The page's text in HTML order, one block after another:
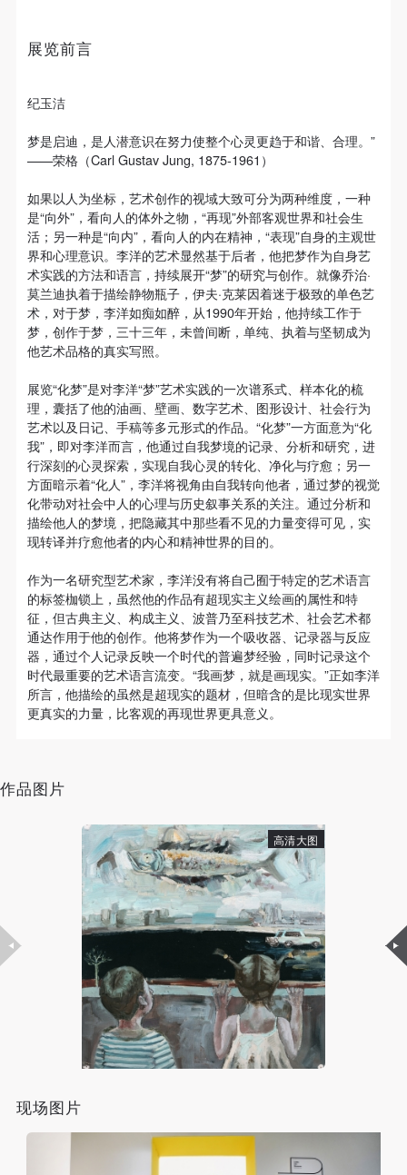
李洋是一位研究型艺术家，这体现在他对梦境的深入分
用多元的艺术表达方式探究关于人类生存状态的普适性
问题——梦与心理、梦与个人潜意识、梦与社会潜意
识、梦与创造性之间的复杂关系和相互作用，达到“以
梦化人”的艺术疗愈目的。在这个过程中，尤其注重用
艺术语言诸如色彩、笔触、肌理的魅力来带来的情绪感
染。在叙事的塑造上，优秀的造型基本功让画面布局营
构生动自如，有信手拈来的轻松感。
作为中央美术学院培养的青年艺术家和美术教育者，美
术学府深厚的艺术底蕴、优秀的学术传统和开放的创新
氛围，培塑了李洋鲜明而富有个性的艺术品格，一方面
他注重“专而精”，在创作上专心沉潜于“梦”，并持续不
懈的展开视野广阔的艺术实验和研究，日益精进；另一
方面是“灵而新”，追求表现和超现实的审美趣味，在艺
术语言和形式上自由、灵动富有天真气息，图像叙事充
满戏剧感；他善于尝试新媒介和新思路，不断推进个人
艺术打开新的格局。他的艺术创作更像是在完成的一个
整个时代、历史、社会乃至于人类问题的集体大梦的表
达与探索的过程。只有充分的尊重和理解个体经验，才
有可能更好的认识与表达集体精神，这充分体现了艺术
的社会性和人文性。
生导师，艺术学博士，目前生活和工作于北京。他的工
作目前关注于梦工作的艺术、心理学、医学与社会学视
角的整合，从梦的语言中获取新的社会生活工具的可能
个展：“李洋画梦三十年加密艺术展”，沪申画廊，上海
（2021）“捉梦器：关于梦的田野调查”，空间站艺术中
心，北京（2020）；；“李洋-Unicorn-梦研所”，独角兽
艺术空间，北京（2015）；“现实的自疗——身藏”现实
空间，北京（2010）；“‘思无邪’——李洋作品展”，上
（2006）等。
展览前言
纪玉洁
梦是启迪，是人潜意识在努力使整个心灵更趋于和谐、合理。”
——荣格（Carl Gustav Jung, 1875-1961）
如果以人为坐标，艺术创作的视域大致可分为两种维度，一种
是“向外”，看向人的体外之物，“再现”外部客观世界和社会生
活；另一种是“向内”，看向人的内在精神，“表现”自身的主观世
界和心理意识。李洋的艺术显然基于后者，他把梦作为自身艺
术实践的方法和语言，持续展开“梦”的研究与创作。就像乔治·
莫兰迪执着于描绘静物瓶子，伊夫·克莱因着迷于极致的单色艺
术，对于梦，李洋如痴如醉，从1990年开始，他持续工作于
梦，创作于梦，三十三年，未曾间断，单纯、执着与坚韧成为
他艺术品格的真实写照。
展览“化梦”是对李洋“梦”艺术实践的一次谱系式、样本化的梳
理，囊括了他的油画、壁画、数字艺术、图形设计、社会行为
艺术以及日记、手稿等多元形式的作品。“化梦”一方面意为“化
我”，即对李洋而言，他通过自我梦境的记录、分析和研究，进
行深刻的心灵探索，实现自我心灵的转化、净化与疗愈；另一
方面暗示着“化人”，李洋将视角由自我转向他者，通过梦的视觉
化带动对社会中人的心理与历史叙事关系的关注。通过分析和
描绘他人的梦境，把隐藏其中那些看不见的力量变得可见，实
现转译并疗愈他者的内心和精神世界的目的。
作为一名研究型艺术家，李洋没有将自己囿于特定的艺术语言
的标签枷锁上，虽然他的作品有超现实主义绘画的属性和特
征，但古典主义、构成主义、波普乃至科技艺术、社会艺术都
通达作用于他的创作。他将梦作为一个吸收器、记录器与反应
器，通过个人记录反映一个时代的普遍梦经验，同时记录这个
时代最重要的艺术语言流变。“我画梦，就是画现实。”正如李洋
所言，他描绘的虽然是超现实的题材，但暗含的是比现实世界
更真实的力量，比客观的再现世界更具意义。
作品图片
高清大图
现场图片
快捷登录 帐号密码登录
手机号码
发送验证码
手机号码将作为您的登录账号
验证码
登录
可使用雅昌艺术网会员账户登录
身不承担任何法律责任和经济责任。参加本次活动者
的人身安全不负有民事及相关连带责任。
参加活动者在此次活动期间应主动遵守美术馆活动秩
序、维护美术馆场地及展示、展览、馆藏艺术作品及
衍生品的安全。活动中一旦因个人原因造成美术馆场
地、空间、艺术品、衍生品等受到不同程度的损失、
破坏。活动中任何非事故当事人及美术馆将不承担相
应的责任与损失，应由参与活动者根据相应的法律条
文、组织规定进行协商和赔偿。并追究相应的法律责
任和经济责任。
第六条
参与活动者在参与活动时应当在美术馆工作人员及活
及到的绘画工具、创作材料及配套设备、设施，若参
与者因个人原因在使用相应绘画工具、创作材料及配
套设备、设施造成个人受伤、伤害他人及造成相应工
具、材料、设备或设施的故障或损坏。参与活动者应
当承当相应的全部责任，并主动赔偿相应的经济损
失。活动中任何非事故当事人及美术馆将不承担人身
事故的任何责任。
中央美术学院美术馆肖像权许可使用协议
根据《中华人民共和国广告法》、《中华人民共和国
民法通则》以及 最高人民法院关于贯彻执行 《中华
人民共和国民法通则》若干问题的意见（试行）>的
有关规定，为明确肖像许可方（甲方）和使用方（乙
方）的权利义务关系，经双方友好协商，甲乙双方就
带有甲方肖像的作品的使用达成如下一致协议：
肖像权许可乙方作符合本协议约定和法律规定的用
（2）、乙方中央美术学院美术馆是一所具有标志
性、专业性、国际化的现代公共美术馆。中央美术学
院美术馆与时代同行，努力塑造一个开放、自由、学
术的空间氛围，竭诚与各单位、企业、机构、艺术家
和观众进行良好互动。以学院的学术研究为基础，积
极策划国际、国内多视角、多领域的展览、论坛及公
共教育活动，为美院师生、中外艺术家以及社会公众
提供一个交流、学习、展示的平台。作为一家公益性
单位，其开展的公共教育活动以学术性和公益性为
（3）、乙方为甲方拍摄中央美术学院公共教育部所
有公教活动。
二、拍摄内容、使用形式、使用地域范围
身不承担任何法律责任和经济责任。参加本次活动者
的人身安全不负有民事及相关连带责任。
参加活动者在此次活动期间应主动遵守美术馆活动秩
序、维护美术馆场地及展示、展览、馆藏艺术作品及
衍生品的安全。活动中一旦因个人原因造成美术馆场
地、空间、艺术品、衍生品等受到不同程度的损失、
破坏。活动中任何非事故当事人及美术馆将不承担相
应的责任与损失，应由参与活动者根据相应的法律条
文、组织规定进行协商和赔偿。并追究相应的法律责
任和经济责任。
第六条
参与活动者在参与活动时应当在美术馆工作人员及活
及到的绘画工具、创作材料及配套设备、设施，若参
与者因个人原因在使用相应绘画工具、创作材料及配
套设备、设施造成个人受伤、伤害他人及造成相应工
具、材料、设备或设施的故障或损坏。参与活动者应
当承当相应的全部责任，并主动赔偿相应的经济损
失。活动中任何非事故当事人及美术馆将不承担人身
事故的任何责任。
中央美术学院美术馆肖像权许可使用协议
根据《中华人民共和国广告法》、《中华人民共和国
民法通则》以及 最高人民法院关于贯彻执行 《中华
人民共和国民法通则》若干问题的意见（试行）>的
有关规定，为明确肖像许可方（甲方）和使用方（乙
方）的权利义务关系，经双方友好协商，甲乙双方就
带有甲方肖像的作品的使用达成如下一致协议：
肖像权许可乙方作符合本协议约定和法律规定的用
（2）、乙方中央美术学院美术馆是一所具有标志
性、专业性、国际化的现代公共美术馆。中央美术学
院美术馆与时代同行，努力塑造一个开放、自由、学
术的空间氛围，竭诚与各单位、企业、机构、艺术家
和观众进行良好互动。以学院的学术研究为基础，积
极策划国际、国内多视角、多领域的展览、论坛及公
共教育活动，为美院师生、中外艺术家以及社会公众
提供一个交流、学习、展示的平台。作为一家公益性
单位，其开展的公共教育活动以学术性和公益性为
（3）、乙方为甲方拍摄中央美术学院公共教育部所
有公教活动。
二、拍摄内容、使用形式、使用地域范围
身不承担任何法律责任和经济责任。参加本次活动者
的人身安全不负有民事及相关连带责任。
参加活动者在此次活动期间应主动遵守美术馆活动秩
序、维护美术馆场地及展示、展览、馆藏艺术作品及
衍生品的安全。活动中一旦因个人原因造成美术馆场
地、空间、艺术品、衍生品等受到不同程度的损失、
破坏。活动中任何非事故当事人及美术馆将不承担相
应的责任与损失，应由参与活动者根据相应的法律条
文、组织规定进行协商和赔偿。并追究相应的法律责
任和经济责任。
第六条
参与活动者在参与活动时应当在美术馆工作人员及活
及到的绘画工具、创作材料及配套设备、设施，若参
与者因个人原因在使用相应绘画工具、创作材料及配
套设备、设施造成个人受伤、伤害他人及造成相应工
具、材料、设备或设施的故障或损坏。参与活动者应
当承当相应的全部责任，并主动赔偿相应的经济损
失。活动中任何非事故当事人及美术馆将不承担人身
事故的任何责任。
中央美术学院美术馆肖像权许可使用协议
根据《中华人民共和国广告法》、《中华人民共和国
民法通则》以及 最高人民法院关于贯彻执行 《中华
人民共和国民法通则》若干问题的意见（试行）>的
有关规定，为明确肖像许可方（甲方）和使用方（乙
方）的权利义务关系，经双方友好协商，甲乙双方就
带有甲方肖像的作品的使用达成如下一致协议：
肖像权许可乙方作符合本协议约定和法律规定的用
（2）、乙方中央美术学院美术馆是一所具有标志
性、专业性、国际化的现代公共美术馆。中央美术学
院美术馆与时代同行，努力塑造一个开放、自由、学
术的空间氛围，竭诚与各单位、企业、机构、艺术家
和观众进行良好互动。以学院的学术研究为基础，积
极策划国际、国内多视角、多领域的展览、论坛及公
共教育活动，为美院师生、中外艺术家以及社会公众
提供一个交流、学习、展示的平台。作为一家公益性
单位，其开展的公共教育活动以学术性和公益性为
（3）、乙方为甲方拍摄中央美术学院公共教育部所
有公教活动。
二、拍摄内容、使用形式、使用地域范围